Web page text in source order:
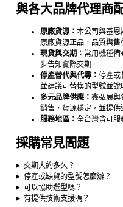
與各大品牌代理商
原廠貨源：本公司與基恩
原廠貨源正品，品質與售
現貨與交期： 常用機種備
步告知實際交期。
停產替代與代尋：停產或
並建議可替換的型號並說
多元品牌供應：鑫弘展與
銷售，貨源穩定，並提供
服務地區：全台灣皆可服
採購常見問題
交期大約多久？
停產或缺貨的型號怎麼辦？
可以協助選型嗎？
有提供技術支援嗎？